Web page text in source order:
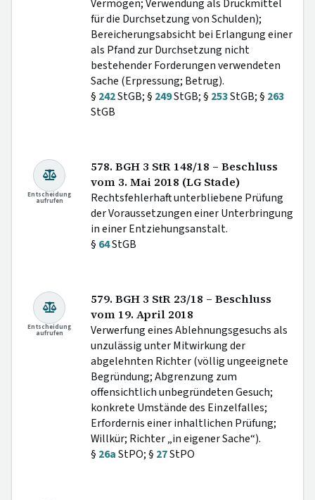
Vermögen; Verwendung als Druckmittel
für die Durchsetzung von Schulden);
Bereicherungsabsicht bei Erlangung einer
als Pfand zur Durchsetzung nicht
bestehender Forderungen verwendeten
Sache (Erpressung; Betrug).
§ 242StGB; § 249StGB; § 253StGB; § 263
StGB
Entscheidung
aufrufen
578. BGH 3 StR 148/18 – Beschluss
vom 3. Mai 2018 (LG Stade)
Rechtsfehlerhaft unterbliebene Prüfung
der Voraussetzungen einer Unterbringung
in einer Entziehungsanstalt.
§ 64StGB
Entscheidung
aufrufen
579. BGH 3 StR 23/18 – Beschluss
vom 19. April 2018
Verwerfung eines Ablehnungsgesuchs als
unzulässig unter Mitwirkung der
abgelehnten Richter (völlig ungeeignete
Begründung; Abgrenzung zum
offensichtlich unbegründeten Gesuch;
konkrete Umstände des Einzelfalles;
Erfordernis einer inhaltlichen Prüfung;
Willkür; Richter „in eigener Sache“).
§ 26aStPO; § 27StPO